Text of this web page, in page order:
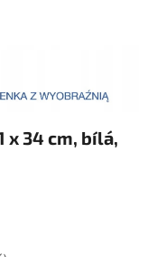
x 34 cm, bílá,